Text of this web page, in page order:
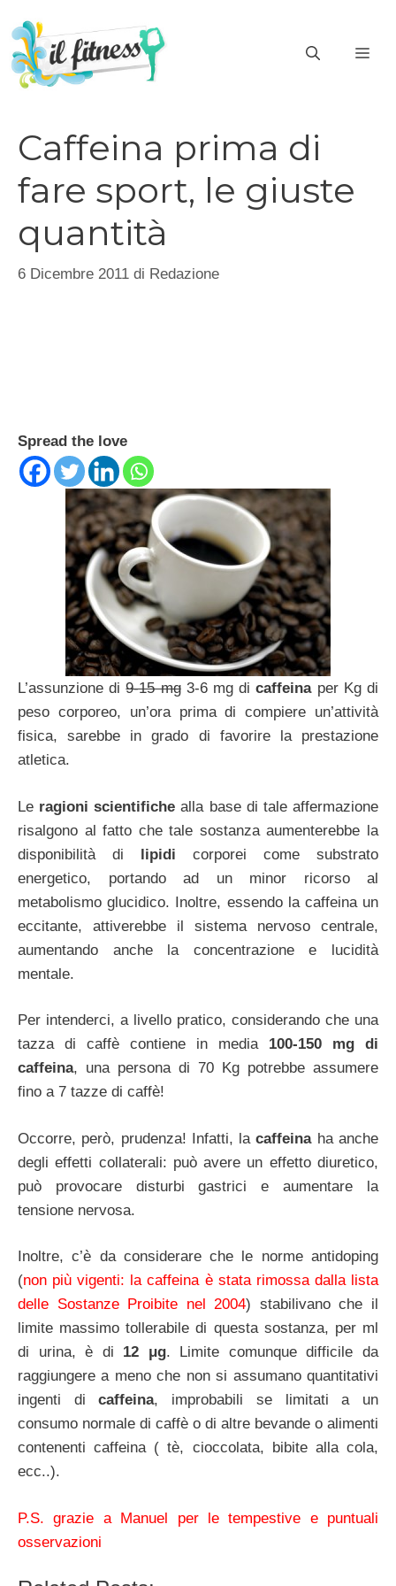
contenuto
Caffeina prima di
fare sport, le giuste
quantità
6 Dicembre 2011 di Redazione
Spread the love
L’assunzione di9-15 mg3-6 mg dicaffeinaper Kg di
peso corporeo, un’ora prima di compiere un’attività
fisica, sarebbe in grado di favorire la prestazione
atletica.
Le ragioni scientifiche alla base di tale affermazione
risalgono al fatto che tale sostanza aumenterebbe la
disponibilità di lipidi corporei come substrato
energetico, portando ad un minor ricorso al
metabolismo glucidico. Inoltre, essendo la caffeina un
eccitante, attiverebbe il sistema nervoso centrale,
aumentando anche la concentrazione e lucidità
mentale.
Per intenderci, a livello pratico, considerando che una
tazza di caffè contiene in media 100-150 mg di
caffeina, una persona di 70 Kg potrebbe assumere
fino a 7 tazze di caffè!
Occorre, però, prudenza! Infatti, lacaffeinaha anche
degli effetti collaterali: può avere un effetto diuretico,
può provocare disturbi gastrici e aumentare la
tensione nervosa.
Inoltre, c’è da considerare che le norme antidoping
(non più vigenti: la caffeina è stata rimossa dalla lista
delle Sostanze Proibite nel 2004) stabilivano che il
limite massimo tollerabile di questa sostanza, per ml
di urina, è di 12 μg. Limite comunque difficile da
raggiungere a meno che non si assumano quantitativi
ingenti dicaffeina, improbabili se limitati a un
consumo normale di caffè o di altre bevande o alimenti
contenenti caffeina ( tè, cioccolata, bibite alla cola,
ecc..).
P.S. grazie a Manuel per le tempestive e puntuali
osservazioni